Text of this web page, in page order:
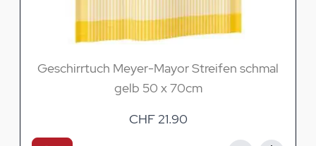
Geschirrtuch Meyer-Mayor Streifen schmal
gelb 50 x 70cm
CHF 21.90